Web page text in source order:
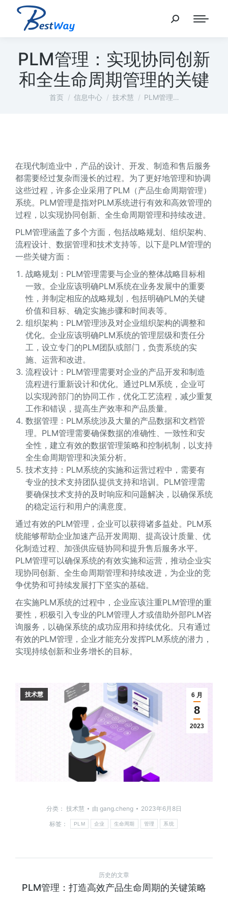
PLM管理：实现协同创新
和全生命周期管理的关键
您在这里：
首页 信息中心 技术慧 PLM管理…
在现代制造业中，产品的设计、开发、制造和售后服务
都需要经过复杂而漫长的过程。为了更好地管理和协调
这些过程，许多企业采用了PLM（产品生命周期管理）
系统。PLM管理是指对PLM系统进行有效和高效管理的
过程，以实现协同创新、全生命周期管理和持续改进。
PLM管理涵盖了多个方面，包括战略规划、组织架构、
流程设计、数据管理和技术支持等。以下是PLM管理的
一些关键方面：
战略规划：PLM管理需要与企业的整体战略目标相
一致。企业应该明确PLM系统在业务发展中的重要
性，并制定相应的战略规划，包括明确PLM的关键
价值和目标、确定实施步骤和时间表等。
组织架构：PLM管理涉及对企业组织架构的调整和
优化。企业应该明确PLM系统的管理层级和责任分
工，设立专门的PLM团队或部门，负责系统的实
施、运营和改进。
流程设计：PLM管理需要对企业的产品开发和制造
流程进行重新设计和优化。通过PLM系统，企业可
以实现跨部门的协同工作，优化工艺流程，减少重复
工作和错误，提高生产效率和产品质量。
数据管理：PLM系统涉及大量的产品数据和文档管
理。PLM管理需要确保数据的准确性、一致性和安
全性，建立有效的数据管理策略和控制机制，以支持
全生命周期管理和决策分析。
技术支持：PLM系统的实施和运营过程中，需要有
专业的技术支持团队提供支持和培训。PLM管理需
要确保技术支持的及时响应和问题解决，以确保系统
的稳定运行和用户的满意度。
通过有效的PLM管理，企业可以获得诸多益处。PLM系
统能够帮助企业加速产品开发周期、提高设计质量、优
化制造过程、加强供应链协同和提升售后服务水平。
PLM管理可以确保系统的有效实施和运营，推动企业实
现协同创新、全生命周期管理和持续改进，为企业的竞
争优势和可持续发展打下坚实的基础。
在实施PLM系统的过程中，企业应该注重PLM管理的重
要性，积极引入专业的PLM管理人才或借助外部PLM咨
询服务，以确保系统的成功应用和持续优化。只有通过
有效的PLM管理，企业才能充分发挥PLM系统的潜力，
实现持续创新和业务增长的目标。
6 月
8
2023
技术慧
分类： 技术慧 由 gang.cheng
2023年6月8日
标签：
PLM 企业 生命周期 管理 系统
历史的文章
PLM管理：打造高效产品生命周期的关键策略